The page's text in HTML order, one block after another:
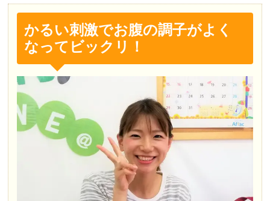
かるい刺激でお腹の調子がよく
なってビックリ！